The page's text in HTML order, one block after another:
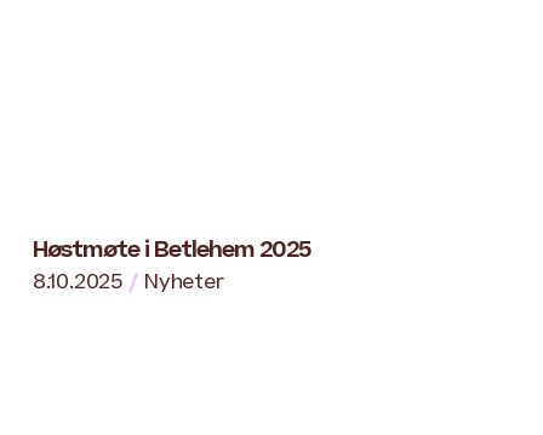
Høstmøte i Betlehem 2025
8.10.2025 Nyheter